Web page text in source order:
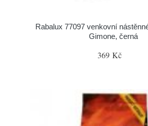
Rabalux 77097 venkovní
Gimone, černá
369 Kč